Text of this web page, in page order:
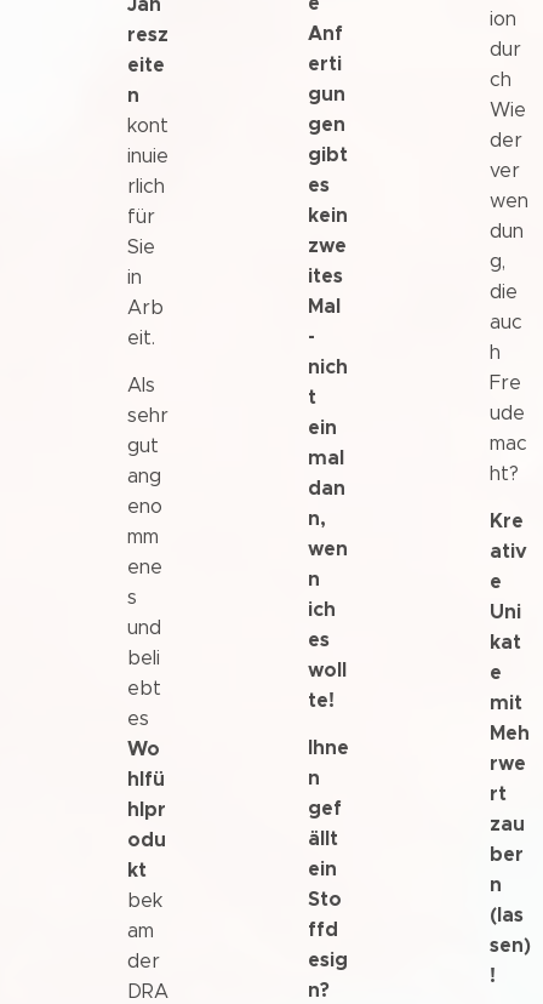
resz
eite
n
kont
inuie
rlich
für
Sie
in
Arb
eit.
Als
sehr
gut
ang
eno
mm
ene
s
und
beli
ebt
es
Wo
hlfü
hlpr
odu
kt
bek
am
der
DRA
Anf
erti
gun
gen
gibt
es
kein
zwe
ites
Mal
-
nich
t
ein
mal
dan
n,
wen
n
ich
es
woll
te!
Ihne
n
gef
ällt
ein
Sto
ffd
esig
n?
ion
dur
ch
Wie
der
ver
wen
dun
g,
die
auc
h
Fre
ude
mac
ht?
Kre
ativ
e
Uni
kat
e
mit
Meh
rwe
rt
zau
ber
n
(las
sen)
!